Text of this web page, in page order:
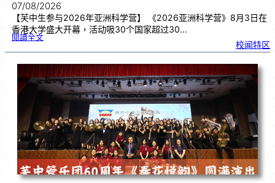
07/08/2026
【芙中生参与2026年亚洲科学营】 《2026亚洲科学营》8月3日在
香港大学盛大开幕，活动吸30个国家超过30…
閱讀全文:芙
生
参
2
0
2
6
年
亚
洲科
校闻特区